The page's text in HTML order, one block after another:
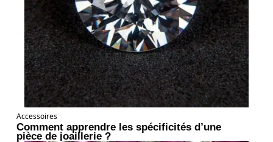
Accessoires
Comment apprendre les spécificités d’une
pièce de joaillerie ?